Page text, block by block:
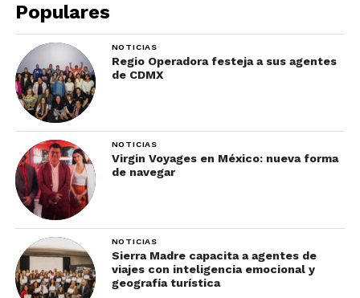
Populares
NOTICIAS
Regio Operadora festeja a sus agentes
de CDMX
NOTICIAS
Virgin Voyages en México: nueva forma
de navegar
NOTICIAS
Sierra Madre capacita a agentes de
viajes con inteligencia emocional y
geografía turística